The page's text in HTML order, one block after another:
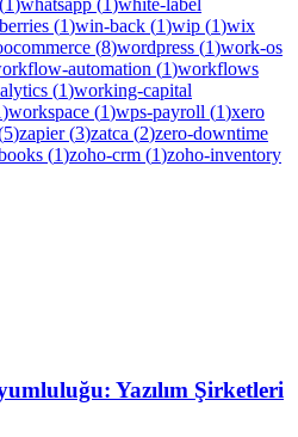
(1)win-back (1)wip (1)wix
(8)wordpress (1)work-os
automation (1)workflows
(1)working-capital
)workspace (1)wps-payroll (1)xero
5)zapier(3)zatca (2)zero-downtime
(1)zoho-crm (1)zoho-inventory
Yazılım Şirketleri